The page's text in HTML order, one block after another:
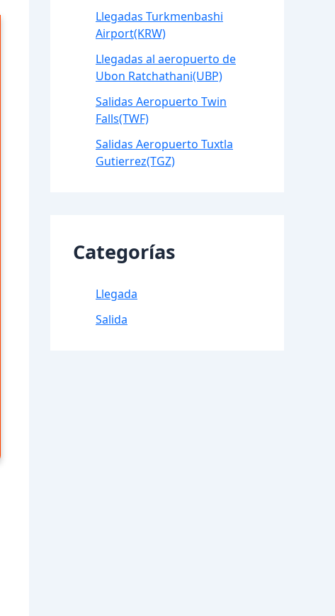
Llegadas Turkmenbashi
Airport(KRW)
Llegadas al aeropuerto de
Ubon Ratchathani(UBP)
Salidas Aeropuerto Twin
Falls(TWF)
Salidas Aeropuerto Tuxtla
Gutierrez(TGZ)
Categorías
Llegada
Salida